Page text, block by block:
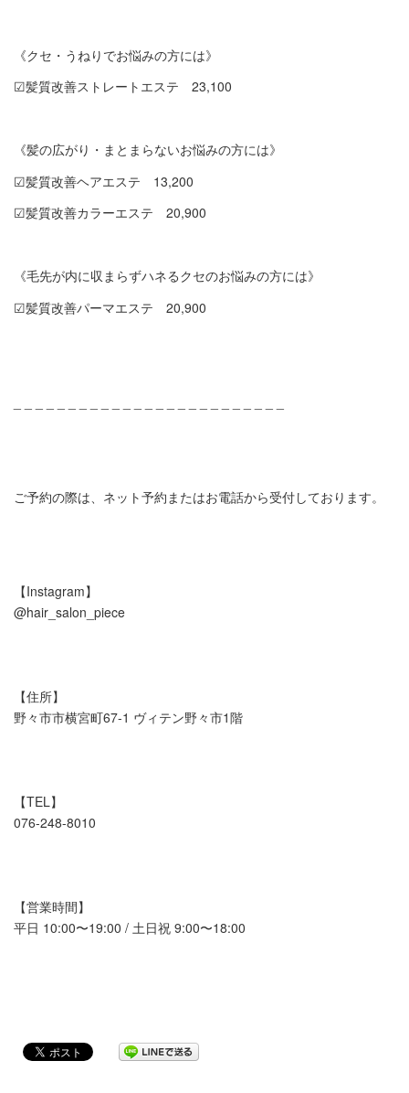
《クセ・うねりでお悩みの方には》
☑︎髪質改善ストレートエステ 23,100
《髪の広がり・まとまらないお悩みの方には》
☑︎髪質改善ヘアエステ 13,200
☑︎髪質改善カラーエステ 20,900
《毛先が内に収まらずハネるクセのお悩みの方には》
☑︎髪質改善パーマエステ 20,900
ご予約の際は、ネット予約またはお電話から受付しております。
【Instagram】
@hair_salon_piece
【住所】
野々市市横宮町67-1 ヴィテン野々市1階
【TEL】
076-248-8010
【営業時間】
平日 10:00〜19:00 / 土日祝 9:00〜18:00